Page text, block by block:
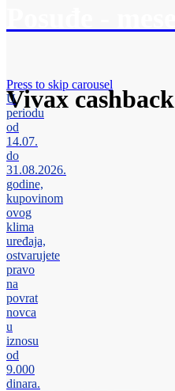
Vivax cashback
Press to skip carousel
U
periodu
od
14.07.
do
31.08.2026.
godine,
kupovinom
ovog
klima
uređaja,
ostvarujete
pravo
na
povrat
novca
u
iznosu
od
9.000
dinara.